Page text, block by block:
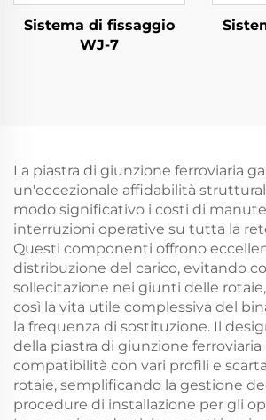
Sistema di fissaggio
WJ-7
La piastra di giunzione ferroviaria
un'eccezionale affidabilità
modo significativo i costi di
interruzioni operative su tutta la
Questi componenti offrono
distribuzione del carico, evitando
sollecitazione nei giunti delle
così la vita utile complessiva del
la frequenza di sostituzione. Il
della piastra di giunzione ferroviaria
compatibilità con vari profili e
rotaie, semplificando la gestione
procedure di installazione per gli